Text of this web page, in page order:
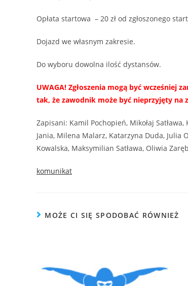
Opłata startowa – 20 zł od zgłoszonego
Dojazd we własnym zakresie.
Do wyboru dowolna ilość dystansów.
UWAGA! Zgłoszenia mogą być wcześniej
tak, że zawodnik może być nieprzyjęty na
Zapisani: Kamil Pochopień, Mikołaj
Jania, Milena Malarz, Katarzyna Duda, Julia
Kowalska, Maksymilian Satława, Oliwia
komunikat
MOŻE CI SIĘ SPODOBAĆ RÓWNIEŻ